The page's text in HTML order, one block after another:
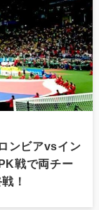
ンビアvsイン
戦で両チー
！